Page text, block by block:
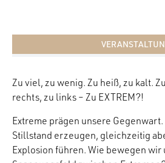
Zu viel, zu wenig. Zu heiß, zu kalt.
rechts, zu links – Zu EXTREM?!
Extreme prägen unsere
Stillstand erzeugen, gleichzeitig
Explosion führen. Wie bewegen wir